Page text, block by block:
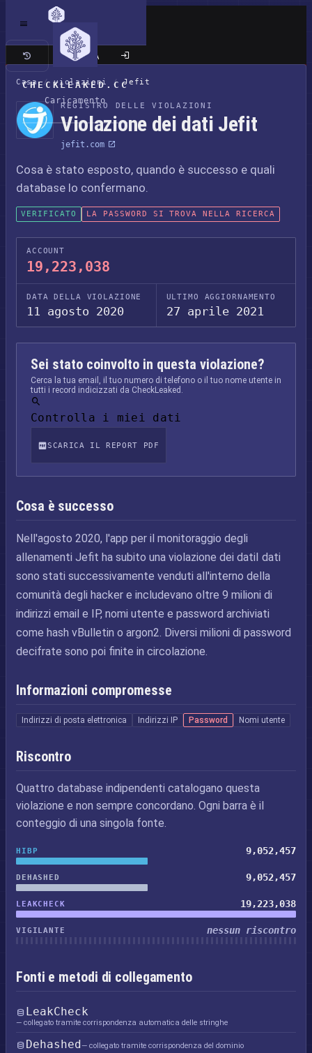
CHECKLEAKED.CC
Caricamento
Sito classico
Casa / violazioni / Jefit
REGISTRO DELLE VIOLAZIONI
Violazione dei dati Jefit
jefit.com
Cosa è stato esposto, quando è successo e quali
database lo confermano.
VERIFICATO LA PASSWORD SI TROVA NELLA RICERCA
ACCOUNT
19,223,038
DATA DELLA VIOLAZIONE
11 agosto 2020
ULTIMO AGGIORNAMENTO
27 aprile 2021
Sei stato coinvolto in questa violazione?
Cerca la tua email, il tuo numero di telefono o il tuo nome utente in
tutti i record indicizzati da CheckLeaked.
Controlla i miei dati
SCARICA IL REPORT PDF
Cosa è successo
Nell'agosto 2020, l'app per il monitoraggio degli
allenamenti Jefit ha subito una violazione dei datiI dati
sono stati successivamente venduti all'interno della
comunità degli hacker e includevano oltre 9 milioni di
indirizzi email e IP, nomi utente e password archiviati
come hash vBulletin o argon2. Diversi milioni di password
decifrate sono poi finite in circolazione.
Informazioni compromesse
Indirizzi di posta elettronica Indirizzi IP Password Nomi utente
Riscontro
Quattro database indipendenti catalogano questa
violazione e non sempre concordano. Ogni barra è il
conteggio di una singola fonte.
HIBP 9,052,457
DEHASHED 9,052,457
LEAKCHECK 19,223,038
VIGILANTE nessun riscontro
Fonti e metodi di collegamento
LeakCheck
— collegato tramite corrispondenza automatica delle stringhe
Dehashed— collegato tramite corrispondenza del dominio